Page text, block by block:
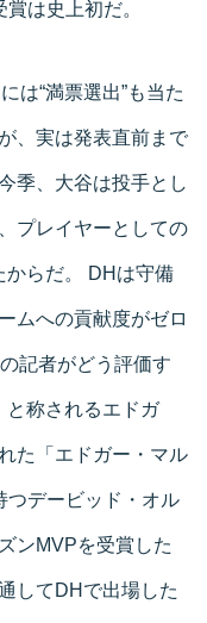
は史上初だ。
は“満票選出”も当た
、実は発表直前まで
季、大谷は投手とし
プレイヤーとしての
からだ。 DHは守備
ムへの貢献度がゼロ
記者がどう評価す
称されるエドガ
た「エドガー・マル
つデービッド・オル
ンMVPを受賞した
してDHで出場した